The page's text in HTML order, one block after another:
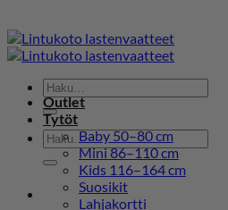
Etsi:
Etsi:
Outlet
Tytöt
Baby 50–80 cm
Mini 86–110 cm
Kids 116–164 cm
Suosikit
Lahjakortti